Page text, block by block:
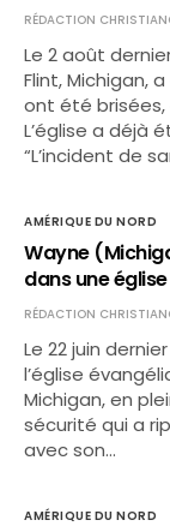
RÉDACTION
Le 2 août
Flint, Michigan,
ont été brisées,
L’église a déjà
“L’incident de
AMÉRIQUE DU NORD
Wayne
dans une
RÉDACTION
Le 22 juin
l’église
Michigan, en
sécurité qui a
avec son…
AMÉRIQUE DU NORD